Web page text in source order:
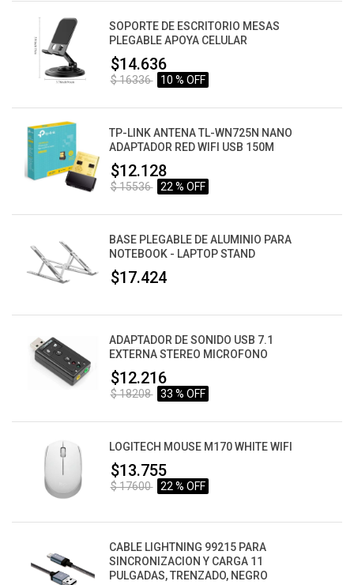
SOPORTE DE ESCRITORIO MESAS
PLEGABLE APOYA CELULAR
$14.636
$ 16336 10 % OFF
TP-LINK ANTENA TL-WN725N NANO
ADAPTADOR RED WIFI USB 150M
$12.128
$ 15536 22 % OFF
BASE PLEGABLE DE ALUMINIO PARA
NOTEBOOK - LAPTOP STAND
$17.424
ADAPTADOR DE SONIDO USB 7.1
EXTERNA STEREO MICROFONO
$12.216
$ 18208 33 % OFF
LOGITECH MOUSE M170 WHITE WIFI
$13.755
$ 17600 22 % OFF
CABLE LIGHTNING 99215 PARA
SINCRONIZACION Y CARGA 11
PULGADAS, TRENZADO, NEGRO